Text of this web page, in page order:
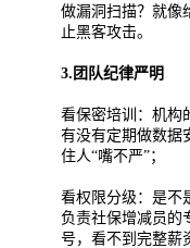
做漏洞扫描？就像
止黑客攻击。
3.团队纪律严明
看保密培训：机构
有没有定期做数据
住人“嘴不严”；
看权限分级：是不
负责社保增减员的
号，看不到完整薪